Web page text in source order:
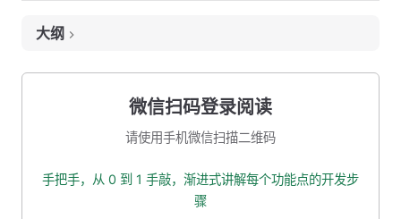
大纲
读取 Markdown
读取 Pdf
微信扫码登录阅读
请使用手机微信扫描二维码
手把手，从 0 到 1 手敲，渐进式讲解每个功能点的开发步
骤